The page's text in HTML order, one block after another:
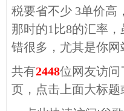
税要省不少 3单价高
那时的1比8的汇率
错很多，尤其是你
共有2448位网友访问
页，点击上面大标